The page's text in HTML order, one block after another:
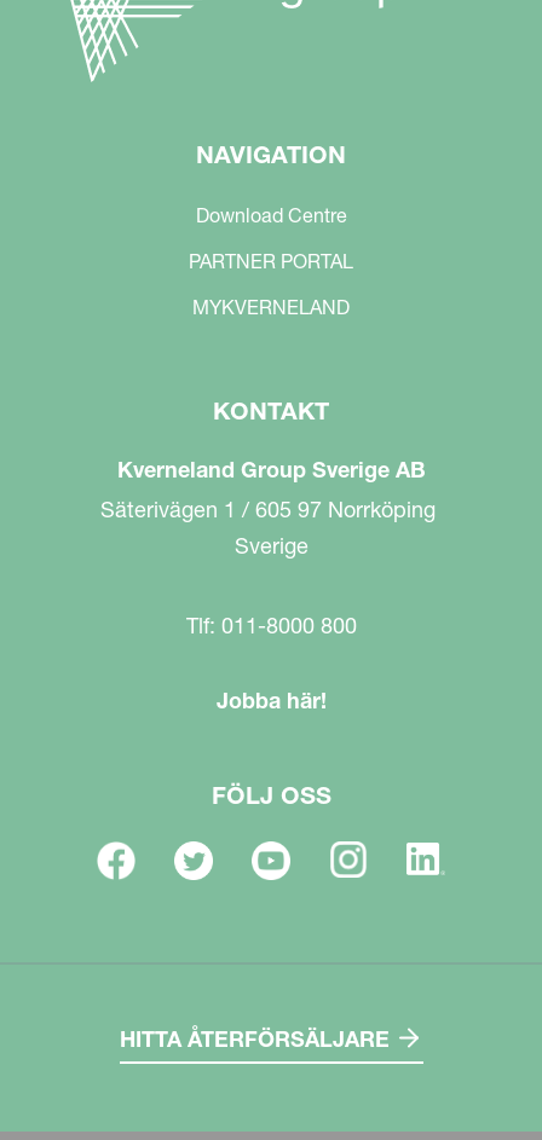
NAVIGATION
Download Centre
PARTNER PORTAL
MYKVERNELAND
KONTAKT
Kverneland Group Sverige AB
Säterivägen 1 / 605 97 Norrköping
Sverige
Tlf: 011-8000 800
Jobba här!
FÖLJ OSS
HITTA ÅTERFÖRSÄLJARE